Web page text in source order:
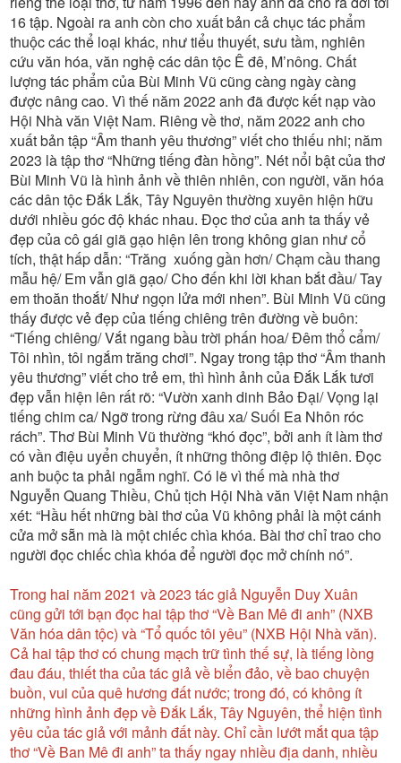
16 tập. Ngoài ra anh còn cho xuất bản cả chục tác phẩm
thuộc các thể loại khác, như tiểu thuyết, sưu tầm, nghiên
cứu văn hóa, văn nghệ các dân tộc Ê đê, M’nông. Chất
lượng tác phẩm của Bùi Minh Vũ cũng càng ngày càng
được nâng cao. Vì thế năm 2022 anh đã được kết nạp vào
Hội Nhà văn Việt Nam. Riêng về thơ, năm 2022 anh cho
xuất bản tập “Âm thanh yêu thương” viết cho thiếu nhi; năm
2023 là tập thơ “Những tiếng đàn hồng”. Nét nổi bật của thơ
Bùi Minh Vũ là hình ảnh về thiên nhiên, con người, văn hóa
các dân tộc Đắk Lắk, Tây Nguyên thường xuyên hiện hữu
dưới nhiều góc độ khác nhau. Đọc thơ của anh ta thấy vẻ
đẹp của cô gái giã gạo hiện lên trong không gian như cổ
tích, thật hấp dẫn: “Trăng xuống gần hơn/ Chạm cầu thang
mẫu hệ/ Em vẫn giã gạo/ Cho đến khi lời khan bắt đầu/ Tay
em thoăn thoắt/ Như ngọn lửa mới nhen”. Bùi Minh Vũ cũng
thấy được vẻ đẹp của tiếng chiêng trên đường về buôn:
“Tiếng chiêng/ Vắt ngang bầu trời phấn hoa/ Đêm thổ cẩm/
Tôi nhìn, tôi ngắm trăng chơi”. Ngay trong tập thơ “Âm thanh
yêu thương” viết cho trẻ em, thì hình ảnh của Đắk Lắk tươi
đẹp vẫn hiện lên rất rõ: “Vườn xanh dinh Bảo Đại/ Vọng lại
tiếng chim ca/ Ngỡ trong rừng đâu xa/ Suối Ea Nhôn róc
rách”. Thơ Bùi Minh Vũ thường “khó đọc”, bởi anh ít làm thơ
có vần điệu uyển chuyển, ít những thông điệp lộ thiên. Đọc
anh buộc ta phải ngẫm nghĩ. Có lẽ vì thế mà nhà thơ
Nguyễn Quang Thiều, Chủ tịch Hội Nhà văn Việt Nam nhận
xét: “Hầu hết những bài thơ của Vũ không phải là một cánh
cửa mở sẵn mà là một chiếc chìa khóa. Bài thơ chỉ trao cho
người đọc chiếc chìa khóa để người đọc mở chính nó”.
Trong hai năm 2021 và 2023 tác giả Nguyễn Duy Xuân
cũng gửi tới bạn đọc hai tập thơ “Về Ban Mê đi anh” (NXB
Văn hóa dân tộc) và “Tổ quốc tôi yêu” (NXB Hội Nhà văn).
Cả hai tập thơ có chung mạch trữ tình thế sự, là tiếng lòng
đau đáu, thiết tha của tác giả về biển đảo, về bao chuyện
buồn, vui của quê hương đất nước; trong đó, có không ít
những hình ảnh đẹp về Đắk Lắk, Tây Nguyên, thể hiện tình
yêu của tác giả với mảnh đất này. Chỉ cần lướt mắt qua tập
thơ “Về Ban Mê đi anh” ta thấy ngay nhiều địa danh, nhiều